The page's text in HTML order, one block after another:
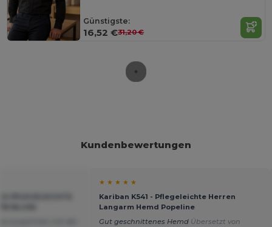
Günstigste:
16,52 €31,20 €
Kundenbewertungen
★ ★ ★ ★ ★
Kariban K541 - Pflegeleichte Herren
Langarm Hemd Popeline
Gut geschnittenes Hemd Übersetzt von